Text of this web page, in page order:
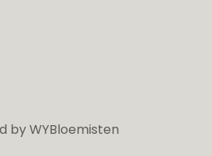
byWYBloemisten